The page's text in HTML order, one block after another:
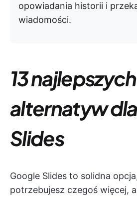
opowiadania historii i
wiadomości.
13 najlepszych
alternatyw
Slides
Google Slides to solidna
potrzebujesz czegoś więcej,